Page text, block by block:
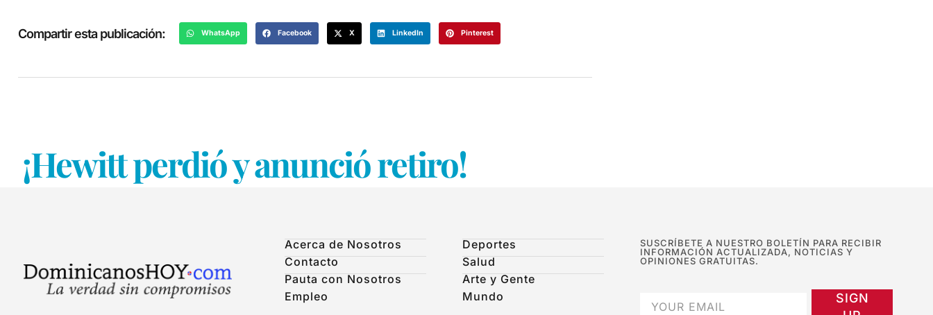
Compartir esta publicación: WhatsApp Facebook X LinkedIn Pinterest
¡Hewitt perdió y anunció retiro!
Acerca de Nosotros
Contacto
Pauta con Nosotros
Empleo
Deportes
Salud
Arte y Gente
Mundo
SUSCRÍBETE A NUESTRO BOLETÍN PARA RECIBIR
INFORMACIÓN ACTUALIZADA, NOTICIAS Y
OPINIONES GRATUITAS.
SIGN